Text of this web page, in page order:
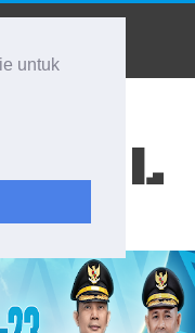
untuk
Arah